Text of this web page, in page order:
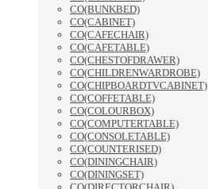
CO(BUNKBED)
CO(CABINET)
CO(CAFECHAIR)
CO(CAFETABLE)
CO(CHESTOFDRAWER)
CO(CHILDRENWARDROBE)
CO(CHIPBOARDTVCABINET)
CO(COFFETABLE)
CO(COLOURBOX)
CO(COMPUTERTABLE)
CO(CONSOLETABLE)
CO(COUNTERISED)
CO(DININGCHAIR)
CO(DININGSET)